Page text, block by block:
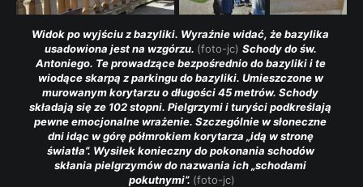
Widok po wyjściu z bazyliki. Wyraźnie widać, że bazylika
usadowiona jest na wzgórzu. (foto-jc) Schody do św.
Antoniego. Te prowadzące bezpośrednio do bazyliki i te
wiodące skarpą z parkingu do bazyliki. Umieszczone w
murowanym korytarzu o długości 45 metrów. Schody
składają się ze 102 stopni. Pielgrzymi i turyści podkreślają
pewne emocjonalne wrażenie. Szczególnie w słoneczne
dni idąc w górę półmrokiem korytarza „idą w stronę
światła”. Wysiłek konieczny do pokonania schodów
skłania pielgrzymów do nazwania ich „schodami
pokutnymi”. (foto-jc)